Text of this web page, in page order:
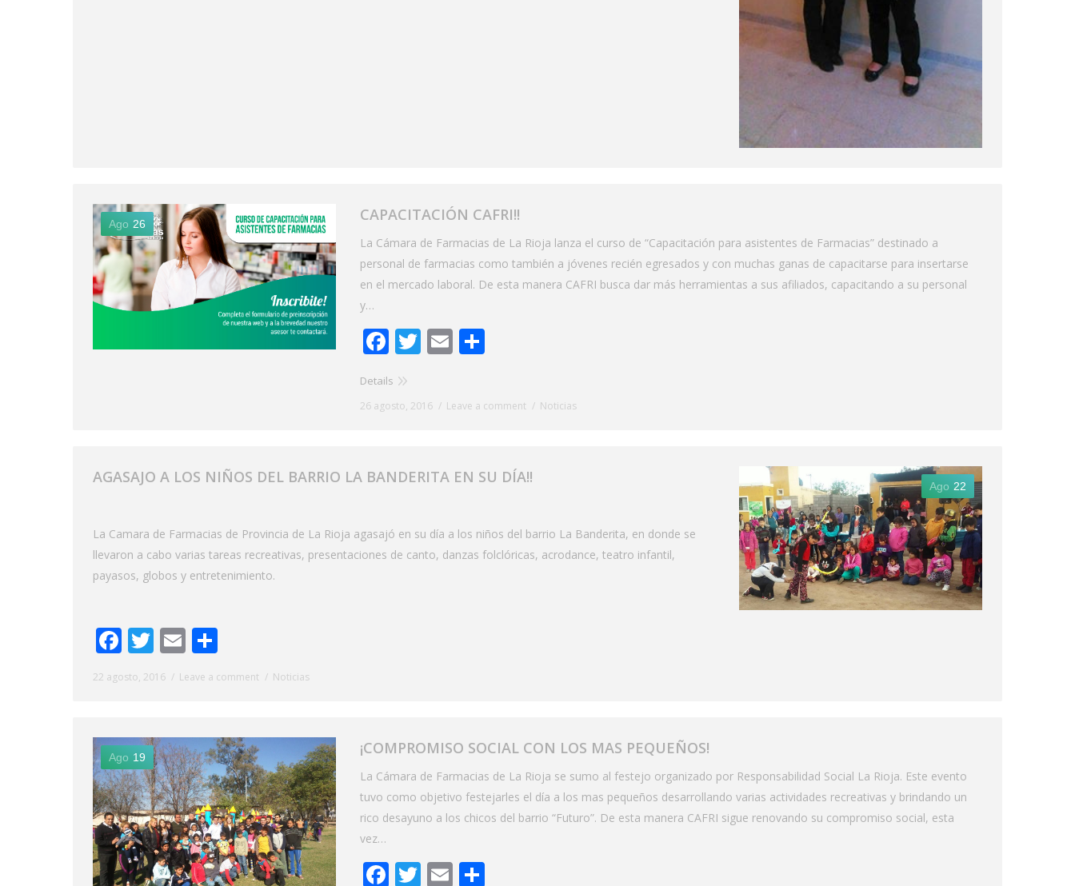
Ago 26 CAPACITACIÓN CAFRI!!
La Cámara de Farmacias de La Rioja lanza el curso de “Capacitación para asistentes de Farmacias” destinado a
personal de farmacias como también a jóvenes recién egresados y con muchas ganas de capacitarse para insertarse
en el mercado laboral. De esta manera CAFRI busca dar más herramientas a sus afiliados, capacitando a su personal
y…
Facebook
Twitter
EmailShare
Details
26 agosto, 2016 Leave a comment Noticias
AGASAJO A LOS NIÑOS DEL BARRIO LA BANDERITA EN SU DÍA!!
La Camara de Farmacias de Provincia de La Rioja agasajó en su día a los niños del barrio La Banderita, en donde se
llevaron a cabo varias tareas recreativas, presentaciones de canto, danzas folclóricas, acrodance, teatro infantil,
payasos, globos y entretenimiento.
Facebook
Twitter
Email
22 agosto, 2016 Leave a comment Noticias
Ago 22
Ago 19 ¡COMPROMISO SOCIAL CON LOS MAS PEQUEÑOS!
La Cámara de Farmacias de La Rioja se sumo al festejo organizado por Responsabilidad Social La Rioja. Este evento
tuvo como objetivo festejarles el día a los mas pequeños desarrollando varias actividades recreativas y brindando un
rico desayuno a los chicos del barrio “Futuro”. De esta manera CAFRI sigue renovando su compromiso social, esta
vez…
Facebook
Twitter
EmailShare